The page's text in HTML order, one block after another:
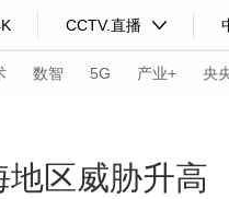
CCTV.直播
数智 5G 产业+ 央
地区威胁升高